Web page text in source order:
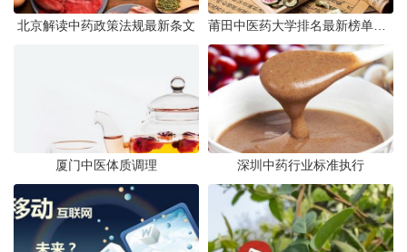
北京解读中药政策法规最新条文
厦门中医体质调理 深圳中药行业标准执行